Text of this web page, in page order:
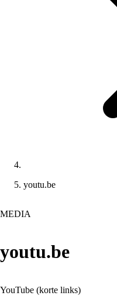
youtu.be
MEDIA
youtu.be
YouTube (korte links)